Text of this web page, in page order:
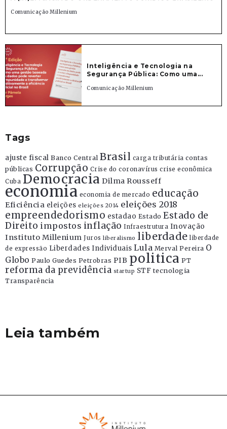
Comunicação Millenium
Inteligência e Tecnologia na
Segurança Pública: Como uma...
Comunicação Millenium
Tags
ajuste fiscal Banco Central Brasil carga tributária contas
públicas Corrupção Crise do coronavírus crise econômica
Cuba Democracia Dilma Rousseff
economia economia de mercado educação
Eficiência eleições eleições 2014 eleições 2018
empreendedorismo estadao Estado Estado de
Direito impostos inflação Infraestrutura Inovação
Instituto Millenium Juros liberalismo liberdade liberdade
de expressão Liberdades Individuais Lula Merval Pereira O
Globo Paulo Guedes Petrobras PIB politica PT
reforma da previdência startup STF tecnologia
Transparência
Leia também